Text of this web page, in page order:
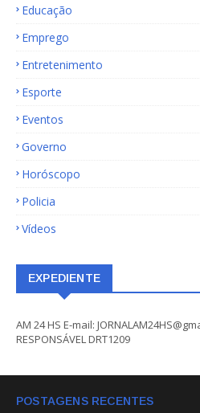
Educação
Emprego
Entretenimento
Esporte
Eventos
Governo
Horóscopo
Policia
Vídeos
EXPEDIENTE
AM 24 HS E-mail:
RESPONSÁVEL DRT1209
POSTAGENS RECENTES